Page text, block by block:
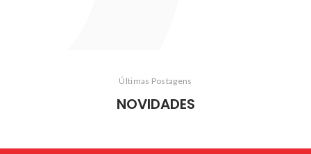
Últimas Postagens
NOVIDADES